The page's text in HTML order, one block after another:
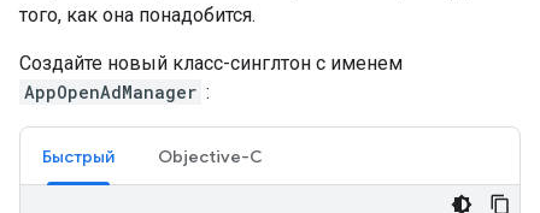
того, как она понадобится.
Создайте новый класс-синглтон с именем
AppOpenAdManager :
Быстрый Objective-C